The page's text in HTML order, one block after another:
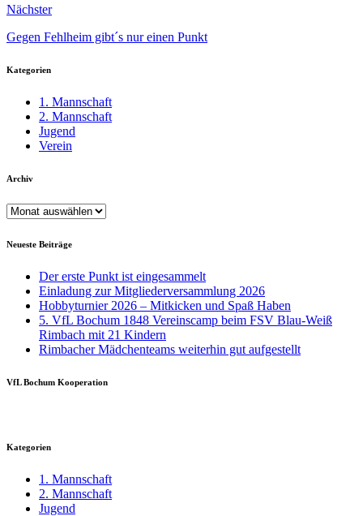
Nächster
Gegen Fehlheim gibt´s nur einen Punkt
Kategorien
1. Mannschaft
2. Mannschaft
Jugend
Verein
Archiv
Archiv
Neueste Beiträge
Der erste Punkt ist eingesammelt
Einladung zur Mitgliederversammlung 2026
Hobbyturnier 2026 – Mitkicken und Spaß Haben
5. VfL Bochum 1848 Vereinscamp beim FSV Blau-Weiß
Rimbach mit 21 Kindern
Rimbacher Mädchenteams weiterhin gut aufgestellt
VfL Bochum Kooperation
Kategorien
1. Mannschaft
2. Mannschaft
Jugend